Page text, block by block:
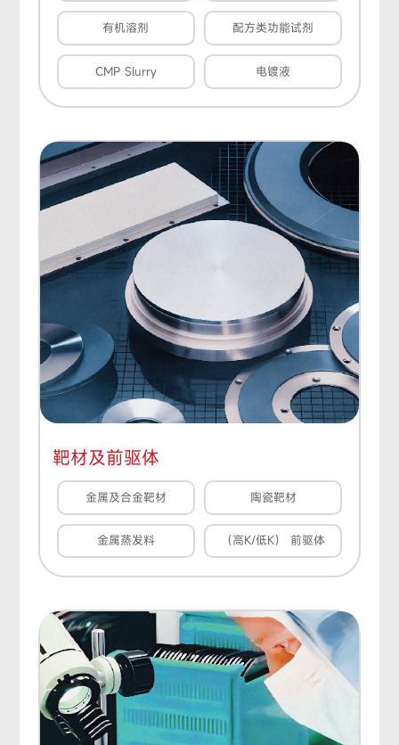
有机溶剂 配方类功能试剂
CMP Slurry 电镀液
靶材及前驱体
金属及合金靶材 陶瓷靶材
金属蒸发料 （高K/低K） 前驱体